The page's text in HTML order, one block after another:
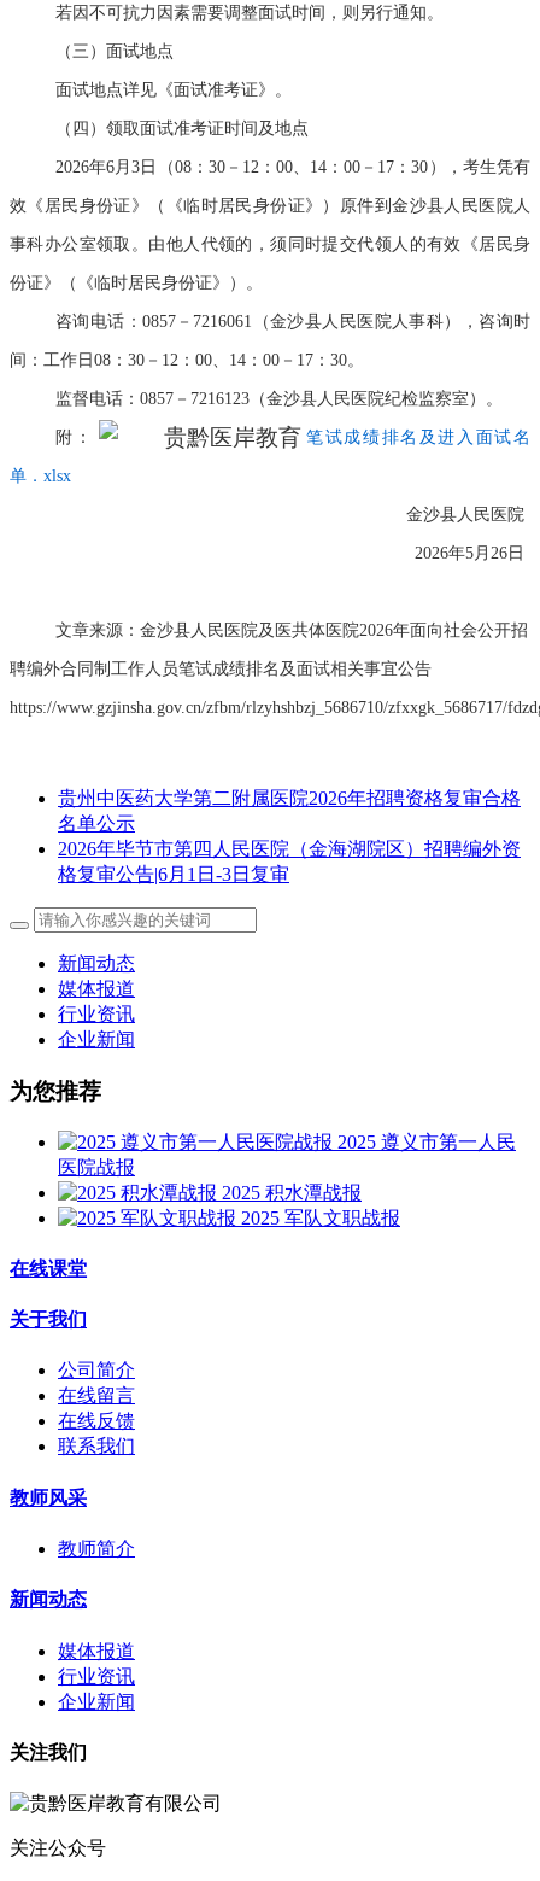
若因不可抗力因素需要调整面试时间，则另行通知。
（三）面试地点
面试地点详见《面试准考证》。
（四）领取面试准考证时间及地点
2026年6月3日（08：30－12：00、14：00－17：30），考生凭有
效《居民身份证》（《临时居民身份证》）原件到金沙县人民医院人
事科办公室领取。由他人代领的，须同时提交代领人的有效《居民身
份证》（《临时居民身份证》）。
咨询电话：0857－7216061（金沙县人民医院人事科），咨询时
间：工作日08：30－12：00、14：00－17：30。
监督电话：0857－7216123（金沙县人民医院纪检监察室）。
附： 笔试成绩排名及进入面试名
单．xlsx
金沙县人民医院
2026年5月26日
文章来源：金沙县人民医院及医共体医院2026年面向社会公开招
聘编外合同制工作人员笔试成绩排名及面试相关事宜公告
https://www.gzjinsha.gov.cn/zfbm/rlzyhshbzj_5686710/zfxxgk_5686717/
贵州中医药大学第二附属医院2026年招聘资格复审合格
名单公示
2026年毕节市第四人民医院（金海湖院区）招聘编外资
格复审公告|6月1日-3日复审
新闻动态
媒体报道
行业资讯
企业新闻
为您推荐
2025 遵义市第一人民
医院战报
2025 积水潭战报
2025 军队文职战报
在线课堂
关于我们
公司简介
在线留言
在线反馈
联系我们
教师风采
教师简介
新闻动态
媒体报道
行业资讯
企业新闻
关注我们
关注公众号